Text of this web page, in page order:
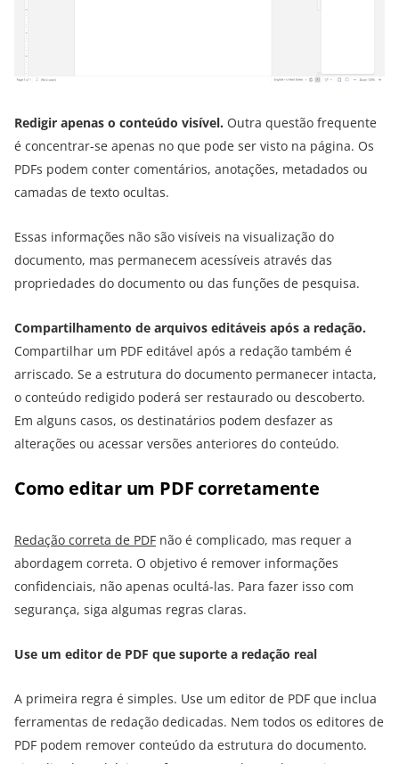
Redigir apenas o conteúdo visível. Outra questão frequente
é concentrar-se apenas no que pode ser visto na página. Os
PDFs podem conter comentários, anotações, metadados ou
camadas de texto ocultas.
Essas informações não são visíveis na visualização do
documento, mas permanecem acessíveis através das
propriedades do documento ou das funções de pesquisa.
Compartilhamento de arquivos editáveis após a redação.
Compartilhar um PDF editável após a redação também é
arriscado. Se a estrutura do documento permanecer intacta,
o conteúdo redigido poderá ser restaurado ou descoberto.
Em alguns casos, os destinatários podem desfazer as
alterações ou acessar versões anteriores do conteúdo.
Como editar um PDF corretamente
Redação correta de PDF não é complicado, mas requer a
abordagem correta. O objetivo é remover informações
confidenciais, não apenas ocultá-las. Para fazer isso com
segurança, siga algumas regras claras.
Use um editor de PDF que suporte a redação real
A primeira regra é simples. Use um editor de PDF que inclua
ferramentas de redação dedicadas. Nem todos os editores de
PDF podem remover conteúdo da estrutura do documento.